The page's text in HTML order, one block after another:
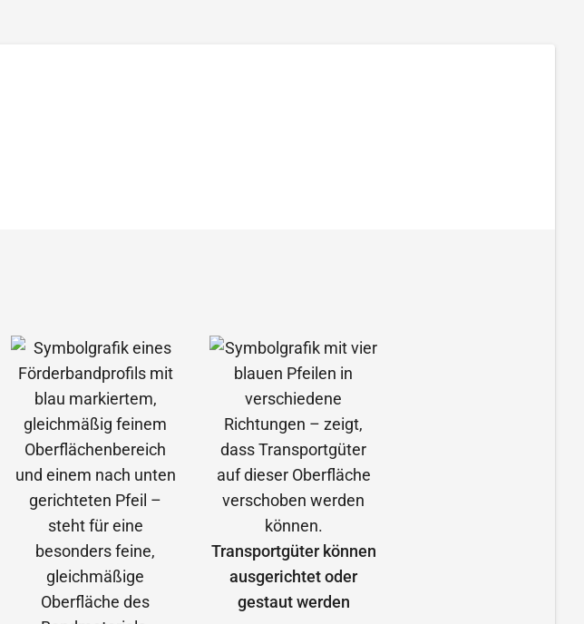
Transportgüter können
ausgerichtet oder
gestaut werden